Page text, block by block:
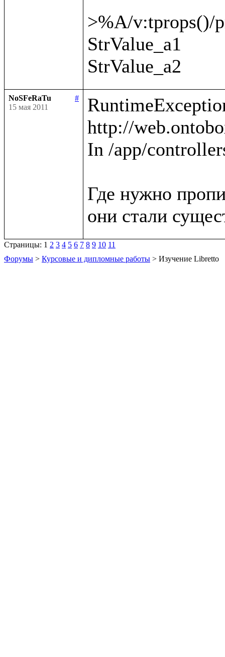
>%A/v:tprops()/
StrValue_a1
NoSFeRaTu
#
15 мая 2011
http://
In /app/
Где нужно
Страницы: 1 2 3 4 5 6 7 8 9 10 11
Форумы > Курсовые и дипломные работы > Изучение Libretto